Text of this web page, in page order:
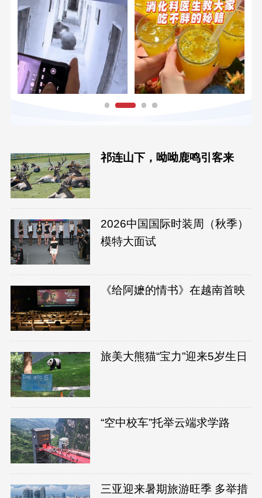
祁连山下，呦呦鹿鸣引客来
2026中国国际时装周（秋季）
模特大面试
《给阿嬷的情书》在越南首映
旅美大熊猫“宝力”迎来5岁生日
“空中校车”托举云端求学路
三亚迎来暑期旅游旺季 多举措